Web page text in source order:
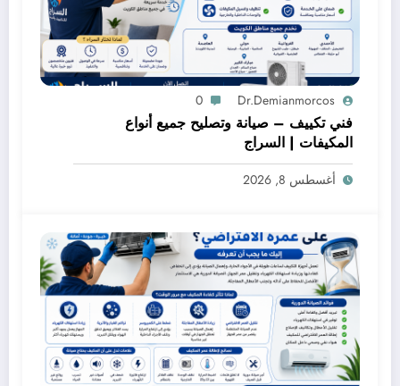
Dr.demianmorcos
0
فني تكييف – صيانة وتصليح جميع أنواع
المكيفات | السراج
أغسطس 8, 2026